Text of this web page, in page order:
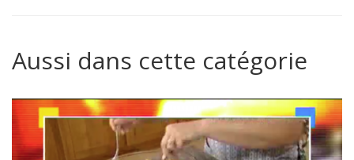
Aussi dans cette catégorie